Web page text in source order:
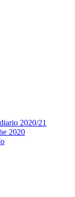
2020/21
2020